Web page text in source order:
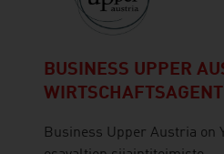
BUSINESS UPPER
Business Upper Austria on